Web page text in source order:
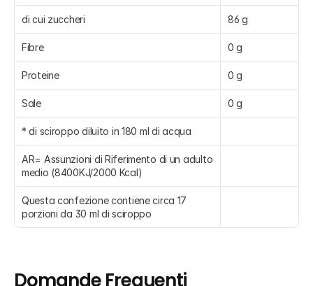
di cui zuccheri 86 g
Fibre 0 g
Proteine 0 g
Sale 0 g
* di sciroppo diluito in 180 ml di acqua
AR= Assunzioni di Riferimento di un adulto
medio (8400KJ/2000 Kcal)
Questa confezione contiene circa 17
porzioni da 30 ml di sciroppo
Domande Frequenti